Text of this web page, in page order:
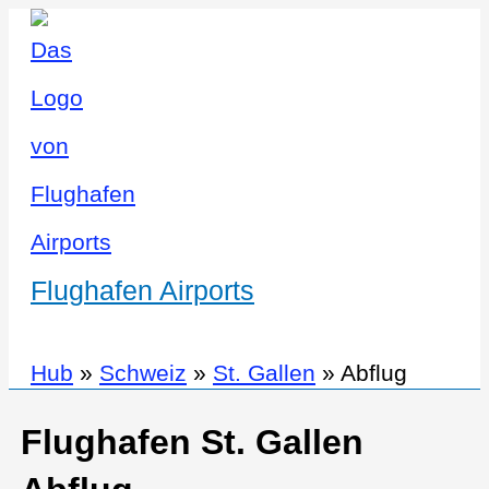
Flughafen Airports
Hub » Schweiz » St. Gallen » Abflug
Flughafen St. Gallen